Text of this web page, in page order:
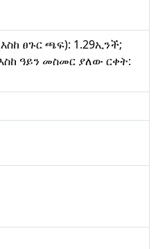
ፀጉር ጫፍ): 1.29ኢንች;
ዓይን መስመር ያለው ርቀት: